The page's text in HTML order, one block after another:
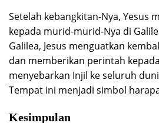
Setelah kebangkitan-Nya, Yesus
kepada murid-murid-Nya di
Galilea, Jesus menguatkan
dan memberikan perintah
menyebarkan Injil ke seluruh
Tempat ini menjadi simbol
Kesimpulan